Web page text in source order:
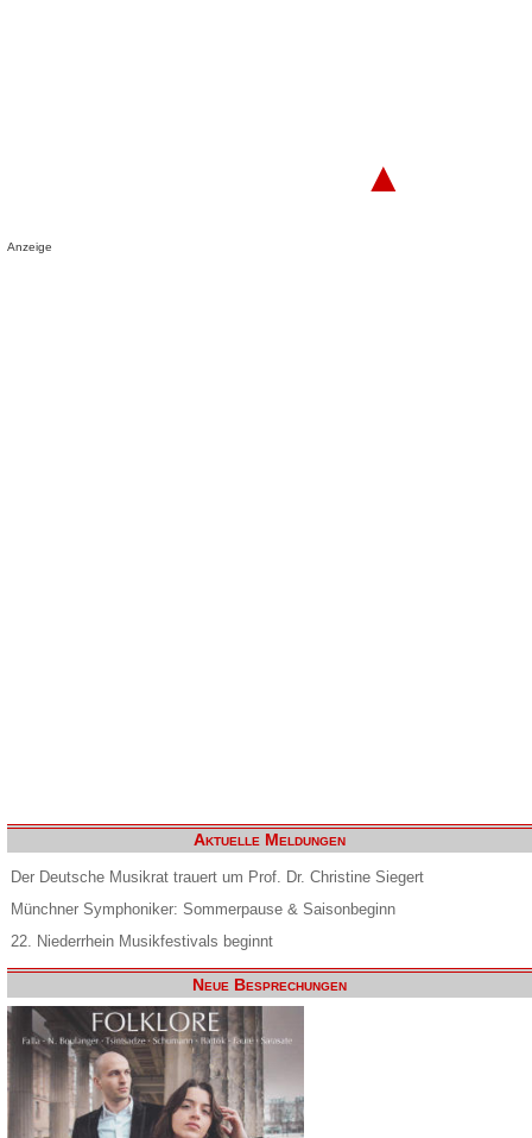
▲
Anzeige
Aktuelle Meldungen
Der Deutsche Musikrat trauert um Prof. Dr. Christine Siegert
Münchner Symphoniker: Sommerpause & Saisonbeginn
22. Niederrhein Musikfestivals beginnt
Neue Besprechungen